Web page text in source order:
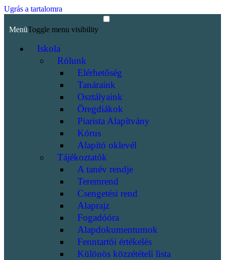
Ugrás a tartalomra
MenüToggle menu visibility
Iskola
Rólunk
Elérhetőség
Tanáraink
Osztályaink
Öregdiákok
Piarista Alapítvány
Kórus
Alapító oklevél
Tájékoztatók
A tanév rendje
Teremrend
Csengetési rend
Alaprajz
Fogadóóra
Alapdokumentumok
Fenntartói értékelés
Különös közzétételi lista